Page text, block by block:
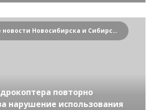
Криминальные новости Новосибирска и Сибирского региона
повторно
нарушение использования